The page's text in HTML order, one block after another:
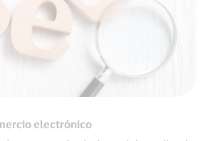
electrónico